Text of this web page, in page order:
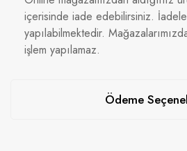
içerisinde iade edebilirsiniz.
yapılabilmektedir.
işlem yapılamaz.
Ödeme